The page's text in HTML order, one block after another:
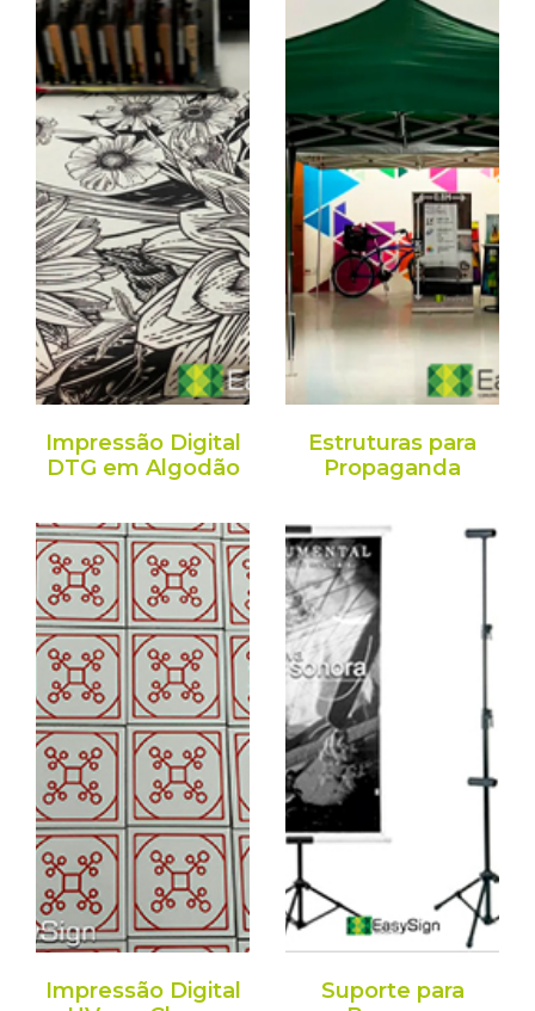
Impressão Digital
DTG em Algodão
Estruturas para
Propaganda
Impressão Digital
Suporte para